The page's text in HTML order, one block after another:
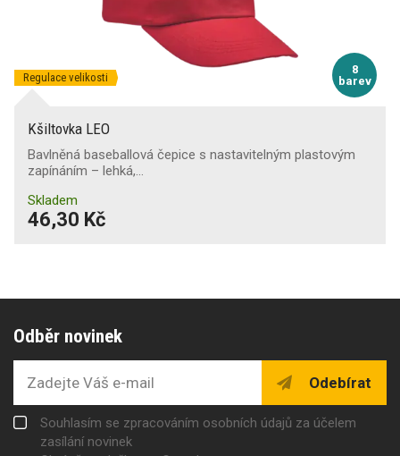
8
barev
Regulace velikosti
Kšiltovka LEO
Bavlněná baseballová čepice s nastavitelným plastovým
zapínáním – lehká,…
Skladem
46,30 Kč
Odběr novinek
Odebírat
Souhlasím se zpracováním osobních údajů za účelem
zasílání novinek